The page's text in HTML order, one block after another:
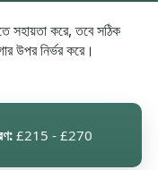
সহায়তা করে, তবে সঠিক
উপর নির্ভর করে।
£215 - £270